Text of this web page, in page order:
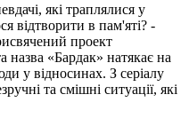
які траплялися у
відтворити в пам'яті? -
проект
«Бардак» натякає на
у відносинах. З серіалу
та смішні ситуації, які